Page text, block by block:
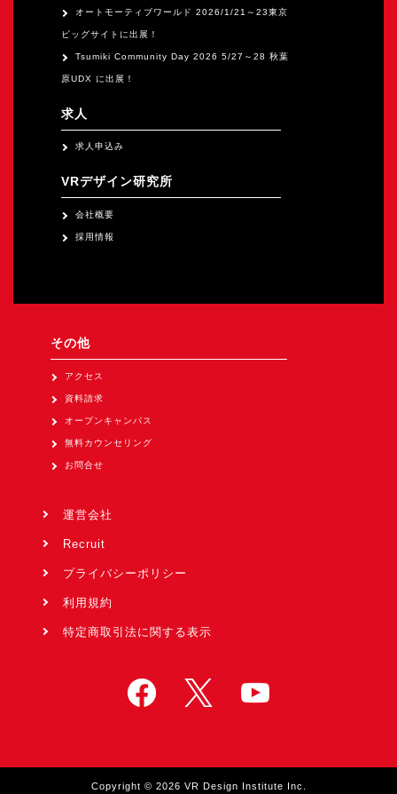
オートモーティブワールド 2026/1/21～23東京
ビッグサイトに出展！
Tsumiki Community Day 2026 5/27～28 秋葉
原UDX に出展！
求人
求人申込み
VRデザイン研究所
会社概要
採用情報
その他
アクセス
資料請求
オープンキャンパス
無料カウンセリング
お問合せ
運営会社
Recruit
プライバシーポリシー
利用規約
特定商取引法に関する表示
Copyright © 2026 VR Design Institute Inc.